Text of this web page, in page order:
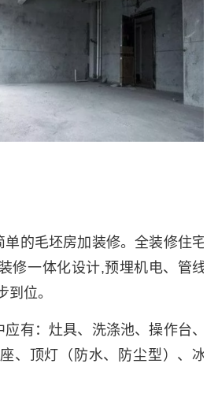
单的毛坯房加装修。全装修住宅
修一体化设计,预埋机电、管线
到位。
有：灶具、洗涤池、操作台、
、顶灯（防水、防尘型）、冰